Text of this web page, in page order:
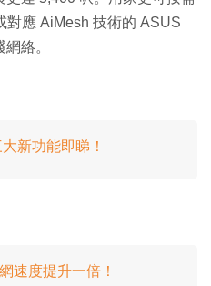
對應 AiMesh 技術的 ASUS
絡。
新功能即睇！
速度提升一倍！